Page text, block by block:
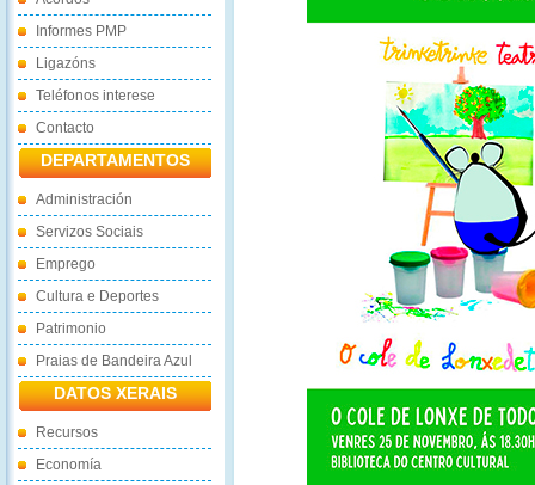
Informes PMP
Ligazóns
Teléfonos interese
Contacto
DEPARTAMENTOS
Administración
Servizos Sociais
Emprego
Cultura e Deportes
Patrimonio
Praias de Bandeira Azul
DATOS XERAIS
Recursos
Economía